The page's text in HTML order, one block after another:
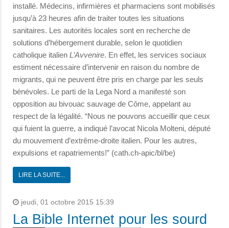
installé. Médecins, infirmières et pharmaciens sont mobilisés
jusqu’à 23 heures afin de traiter toutes les situations
sanitaires. Les autorités locales sont en recherche de
solutions d’hébergement durable, selon le quotidien
catholique italien L’Avvenire. En effet, les services sociaux
estiment nécessaire d’intervenir en raison du nombre de
migrants, qui ne peuvent être pris en charge par les seuls
bénévoles. Le parti de la Lega Nord a manifesté son
opposition au bivouac sauvage de Côme, appelant au
respect de la légalité. “Nous ne pouvons accueillir que ceux
qui fuient la guerre, a indiqué l’avocat Nicola Molteni, député
du mouvement d’extrême-droite italien. Pour les autres,
expulsions et rapatriements!” (cath.ch-apic/bl/be)
LIRE LA SUITE...
jeudi, 01 octobre 2015 15:39
La Bible Internet pour les sourd